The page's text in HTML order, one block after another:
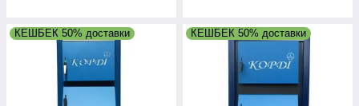
КЕШБЕК 50% доставки КЕШБЕК 50% доставки